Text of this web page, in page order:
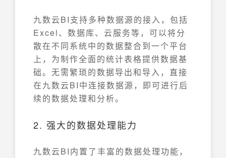
九数云BI支持多种数据源的接入，包括
Excel、数据库、云服务等，可以将分
散在不同系统中的数据整合到一个平台
上，为制作全面的统计表格提供数据基
础。无需繁琐的数据导出和导入，直接
在九数云BI中连接数据源，即可进行后
续的数据处理和分析。
2. 强大的数据处理能力
九数云BI内置了丰富的数据处理功能，